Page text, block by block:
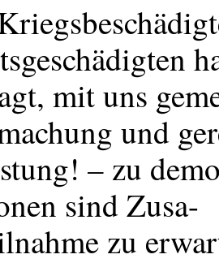
mit uns
und
– zu
sind Zusa-
zu